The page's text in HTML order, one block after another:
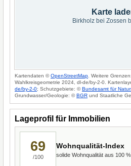
Karte
Birkholz bei Zossen
Kartendaten ©OpenStreetMap . Weitere
Wahlkreisgeometrie 2024, dl-de/by-2-0.
de/by-2-0; Schutzgebiete: ©Bundesamt für
Grundwasser/Geologie: ©BGR und Staatliche
Lageprofil für Immobilien
69
/100
Wohnqualität-Index
solide Wohnqualität aus 100